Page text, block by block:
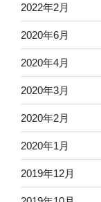
2022年2月
2020年6月
2020年4月
2020年3月
2020年2月
2020年1月
2019年12月